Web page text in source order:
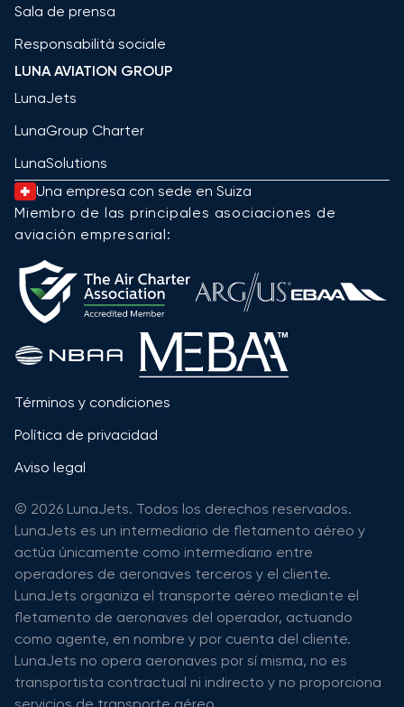
Sala de prensa
Responsabilità sociale
LUNA AVIATION GROUP
LunaJets
LunaGroup Charter
LunaSolutions
Una empresa con sede en Suiza
Miembro de las principales asociaciones de
aviación empresarial:
Términos y condiciones
Política de privacidad
Aviso legal
© 2026 LunaJets. Todos los derechos reservados.
LunaJets es un intermediario de fletamento aéreo y
actúa únicamente como intermediario entre
operadores de aeronaves terceros y el cliente.
LunaJets organiza el transporte aéreo mediante el
fletamento de aeronaves del operador, actuando
como agente, en nombre y por cuenta del cliente.
LunaJets no opera aeronaves por sí misma, no es
transportista contractual ni indirecto y no proporciona